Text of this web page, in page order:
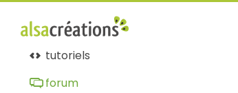
Forum
Alsacréations
tutoriels
forum